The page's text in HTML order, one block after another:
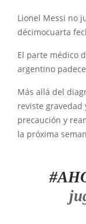
Lionel Messi no
décimocuarta
El parte médico
argentino
Más allá del
reviste
precaución y
la próxima